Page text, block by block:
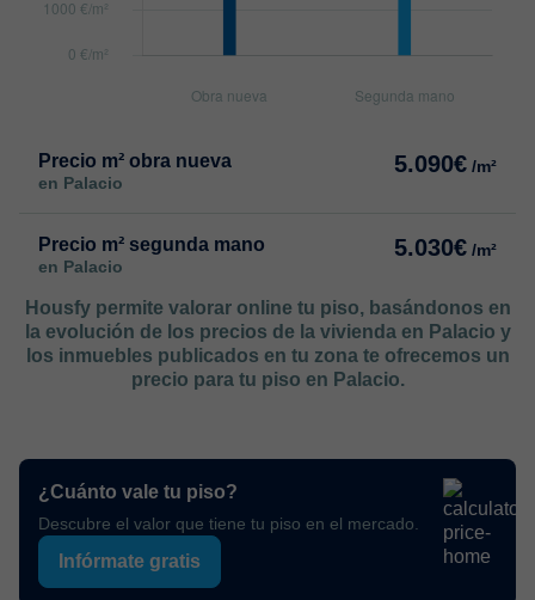
Precio m² obra nueva
en Palacio
5.090€ /m²
Precio m² segunda mano
en Palacio
5.030€ /m²
Housfy permite valorar online tu piso, basándonos en
la evolución de los precios de la vivienda en Palacio y
los inmuebles publicados en tu zona te ofrecemos un
precio para tu piso en Palacio.
¿Cuánto vale tu piso?
Descubre el valor que tiene tu piso en el mercado.
Infórmate gratis